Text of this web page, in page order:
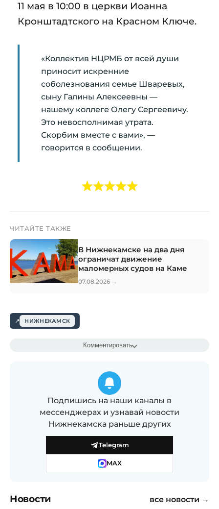
11 мая в 10:00 в церкви Иоанна
Кронштадтского на Красном Ключе.
«Коллектив НЦРМБ от всей души
приносит искренние
соболезнования семье Шваревых,
сыну Галины Алексеевны —
нашему коллеге Олегу Сергеевичу.
Это невосполнимая утрата.
Скорбим вместе с вами», —
говорится в сообщении.
ЧИТАЙТЕ ТАКЖЕ
В Нижнекамске на два дня
ограничат движение
маломерных судов на Каме
07.08.2026 →
НИЖНЕКАМСК
Комментировать
Подпишись на наши каналы в
мессенджерах и узнавай новости
Нижнекамска раньше других
Telegram
MAX
Новости все новости →